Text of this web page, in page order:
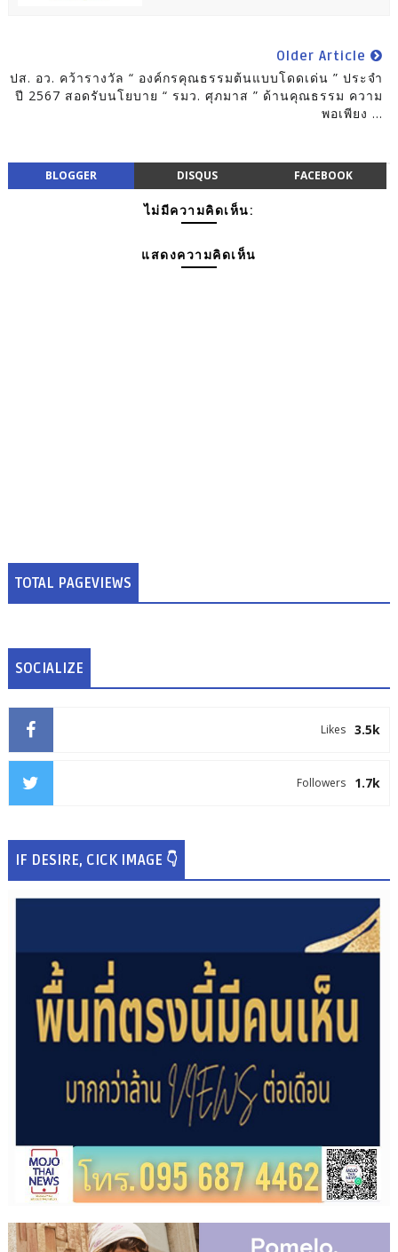
Older Article
ปส. อว. คว้ารางวัล “ องค์กรคุณธรรมต้นแบบโดดเด่น ” ประจำ
ปี 2567 สอดรับนโยบาย “ รมว. ศุภมาส ” ด้านคุณธรรม ความ
พอเพียง ...
BLOGGER DISQUS FACEBOOK
ไม่มีความคิดเห็น:
แสดงความคิดเห็น
TOTAL PAGEVIEWS
SOCIALIZE
3.5k
Likes
1.7k
Followers
IF DESIRE, CICK IMAGE 👇